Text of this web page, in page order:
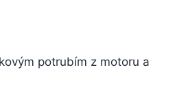
potrubím z motoru a